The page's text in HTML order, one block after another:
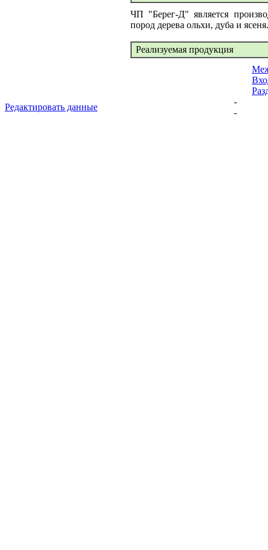
ЧП "Берег-Д" является
пород дерева ольхи, дуба и
Реализуемая продукция
Редактировать данные
-
-